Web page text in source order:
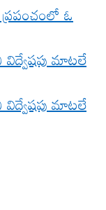
ఓ
మాటలే
మాటలే